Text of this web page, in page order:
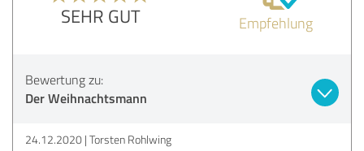
SEHR GUT Empfehlung
Bewertung zu:
Der Weihnachtsmann
24.12.2020 Torsten Rohlwing